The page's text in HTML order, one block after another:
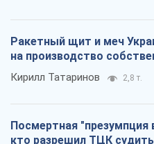
Ракетный щит и меч
на производство
Кирилл Татаринов 2,8 т.
Посмертная "презумпция
кто разрешил ТЦК